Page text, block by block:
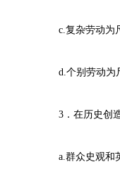
c.复杂劳动为
d.个别劳动为
3．在历史创造
a.群众史观和